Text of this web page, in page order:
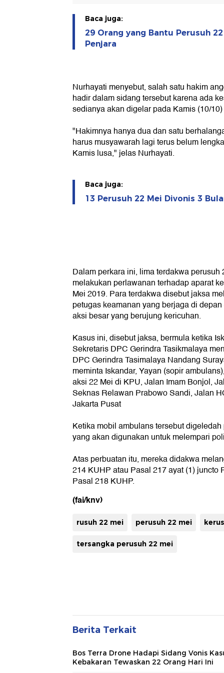
Baca juga:
29 Orang yang Bantu Perusuh
Penjara
Nurhayati menyebut, salah satu hakim
hadir dalam sidang tersebut karena ada
sedianya akan digelar pada Kamis (10/
"Hakimnya hanya dua dan satu
harus musyawarah lagi terus belum
Kamis lusa," jelas Nurhayati.
Baca juga:
13 Perusuh 22 Mei Divonis 3
Dalam perkara ini, lima terdakwa
melakukan perlawanan terhadap aparat
Mei 2019. Para terdakwa disebut jaksa
petugas keamanan yang berjaga di
aksi besar yang berujung kericuhan.
Kasus ini, disebut jaksa, bermula ketika
Sekretaris DPC Gerindra Tasikmalaya
DPC Gerindra Tasimalaya Nandang
meminta Iskandar, Yayan (sopir
aksi 22 Mei di KPU, Jalan Imam Bonjol,
Seknas Relawan Prabowo Sandi, Jalan
Jakarta Pusat
Ketika mobil ambulans tersebut
yang akan digunakan untuk melempari
Atas perbuatan itu, mereka didakwa
214 KUHP atau Pasal 217 ayat (1) juncto
Pasal 218 KUHP.
(fai/knv)
rusuh 22 mei perusuh 22 mei
tersangka perusuh 22 mei
Berita Terkait
Bos Terra Drone Hadapi Sidang Vonis
Kebakaran Tewaskan 22 Orang Hari Ini